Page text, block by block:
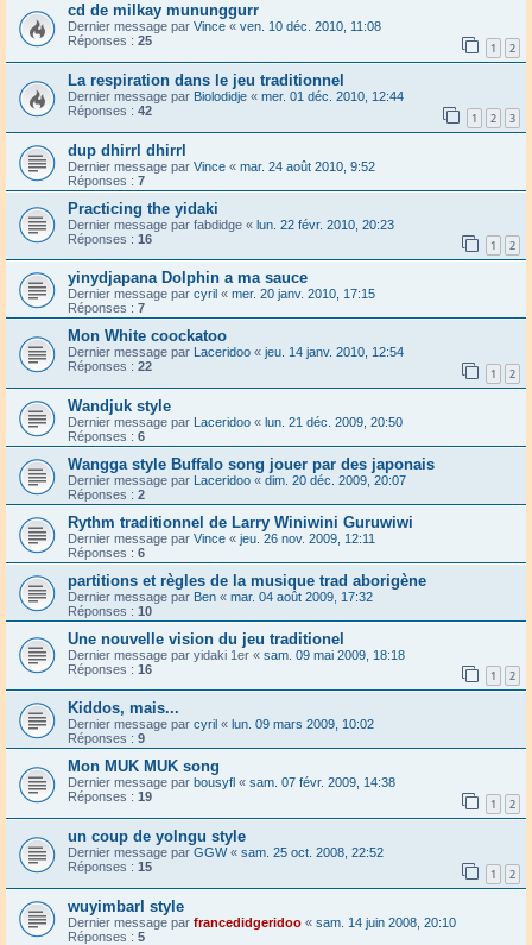
cd de milkay mununggurr
Dernier message par Vince « ven. 10 déc. 2010, 11:08
Réponses : 25 1 2
La respiration dans le jeu traditionnel
Dernier message par Biolodidje « mer. 01 déc. 2010, 12:44
Réponses : 42 1 2 3
dup dhirrl dhirrl
Dernier message par Vince « mar. 24 août 2010, 9:52
Réponses : 7
Practicing the yidaki
Dernier message par fabdidge « lun. 22 févr. 2010, 20:23
Réponses : 16 1 2
yinydjapana Dolphin a ma sauce
Dernier message par cyril « mer. 20 janv. 2010, 17:15
Réponses : 7
Mon White coockatoo
Dernier message par Laceridoo « jeu. 14 janv. 2010, 12:54
Réponses : 22 1 2
Wandjuk style
Dernier message par Laceridoo « lun. 21 déc. 2009, 20:50
Réponses : 6
Wangga style Buffalo song jouer par des japonais
Dernier message par Laceridoo « dim. 20 déc. 2009, 20:07
Réponses : 2
Rythm traditionnel de Larry Winiwini Guruwiwi
Dernier message par Vince « jeu. 26 nov. 2009, 12:11
Réponses : 6
partitions et règles de la musique trad aborigène
Dernier message par Ben « mar. 04 août 2009, 17:32
Réponses : 10
Une nouvelle vision du jeu traditionel
Dernier message par yidaki 1er « sam. 09 mai 2009, 18:18
Réponses : 16 1 2
Kiddos, mais...
Dernier message par cyril « lun. 09 mars 2009, 10:02
Réponses : 9
Mon MUK MUK song
Dernier message par bousyfl « sam. 07 févr. 2009, 14:38
Réponses : 19 1 2
un coup de yolngu style
Dernier message par GGW« sam. 25 oct. 2008, 22:52
Réponses : 15 1 2
wuyimbarl style
Dernier message par francedidgeridoo « sam. 14 juin 2008, 20:10
Réponses : 5